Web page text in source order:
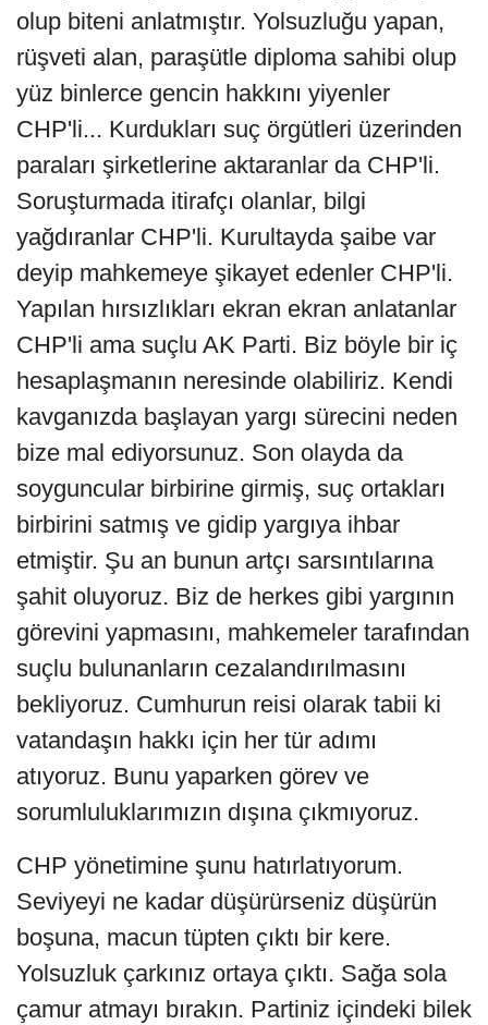
olup biteni anlatmıştır. Yolsuzluğu yapan,
rüşveti alan, paraşütle diploma sahibi olup
yüz binlerce gencin hakkını yiyenler
CHP'li... Kurdukları suç örgütleri üzerinden
paraları şirketlerine aktaranlar da CHP'li.
Soruşturmada itirafçı olanlar, bilgi
yağdıranlar CHP'li. Kurultayda şaibe var
deyip mahkemeye şikayet edenler CHP'li.
Yapılan hırsızlıkları ekran ekran anlatanlar
CHP'li ama suçlu AK Parti. Biz böyle bir iç
hesaplaşmanın neresinde olabiliriz. Kendi
kavganızda başlayan yargı sürecini neden
bize mal ediyorsunuz. Son olayda da
soyguncular birbirine girmiş, suç ortakları
birbirini satmış ve gidip yargıya ihbar
etmiştir. Şu an bunun artçı sarsıntılarına
şahit oluyoruz. Biz de herkes gibi yargının
görevini yapmasını, mahkemeler tarafından
suçlu bulunanların cezalandırılmasını
bekliyoruz. Cumhurun reisi olarak tabii ki
vatandaşın hakkı için her tür adımı
atıyoruz. Bunu yaparken görev ve
sorumluluklarımızın dışına çıkmıyoruz.
CHP yönetimine şunu hatırlatıyorum.
Seviyeyi ne kadar düşürürseniz düşürün
boşuna, macun tüpten çıktı bir kere.
Yolsuzluk çarkınız ortaya çıktı. Sağa sola
çamur atmayı bırakın. Partiniz içindeki bilek